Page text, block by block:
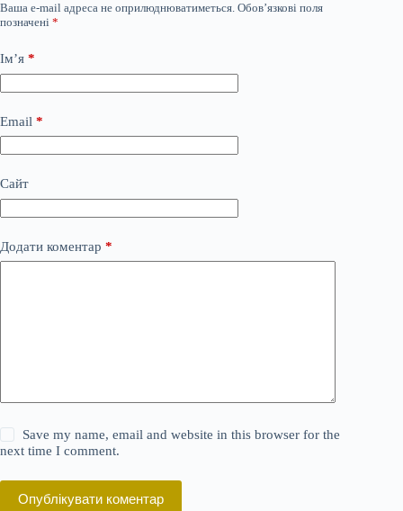
Ваша e-mail адреса не оприлюднюватиметься. Обов’язкові поля
позначені *
Ім’я *
Email *
Сайт
Додати коментар *
Save my name, email and website in this browser for the
next time I comment.
Опублікувати коментар